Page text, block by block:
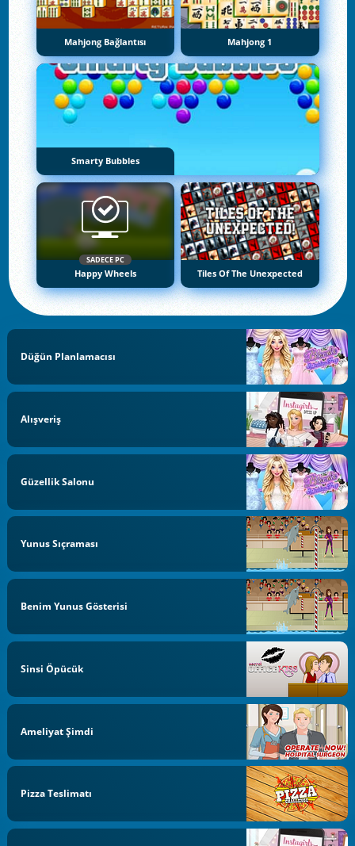
Mahjong Bağlantısı Mahjong 1
Smarty Bubbles
SADECE PC
Happy Wheels Tiles Of The Unexpected
Düğün Planlamacısı
Alışveriş
Güzellik Salonu
Yunus Sıçraması
Benim Yunus Gösterisi
Sinsi Öpücük
Ameliyat Şimdi
Pizza Teslimatı